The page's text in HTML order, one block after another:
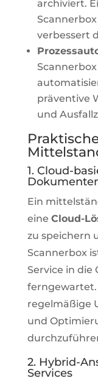
archiviert.
verbessert
präventive
und
1. Cloud-
Ein
eine Cloud-
zu speichern
Scannerbox
Service in die
ferngewartet.
regelmäßige
und
2. Hybrid-
Services